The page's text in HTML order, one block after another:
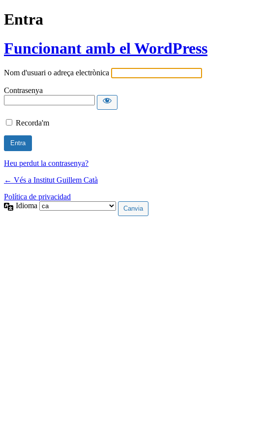
Entra
Funcionant amb el WordPress
Nom d'usuari o adreça electrònica
Contrasenya
Recorda'm
Heu perdut la contrasenya?
← Vés a Institut Guillem Catà
Política de privacidad
Idioma